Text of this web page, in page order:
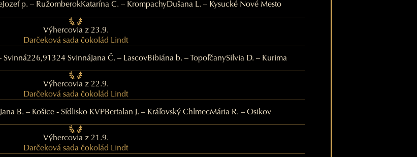
Jozef p. – RužomberokKatarína C. – KrompachyDušana L. – Kysucké Nové Mesto
Výhercovia z 23.9.
Darčeková sada čokolád Lindt
Svinná226,91324 SvinnáJana Č. – LascovBibiána b. – TopoľčanySilvia D. – Kurima
Výhercovia z 22.9.
Darčeková sada čokolád Lindt
Jana B. – Košice - Sídlisko KVPBertalan J. – Kráľovský ChlmecMária R. – Osikov
Výhercovia z 21.9.
Darčeková sada čokolád Lindt